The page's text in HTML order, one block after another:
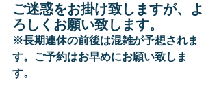
ご迷惑をお掛け致しますが、よ
ろしくお願い致します。
※長期連休の前後は混雑が予想されま
す。ご予約はお早めにお願い致しま
す。